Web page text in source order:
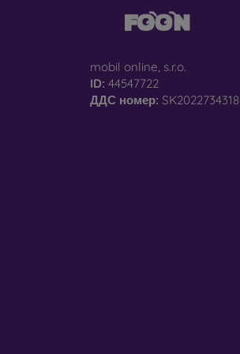
mobil online, s.r.o.
ID: 44547722
ДДС ​​номер: SK2022734318